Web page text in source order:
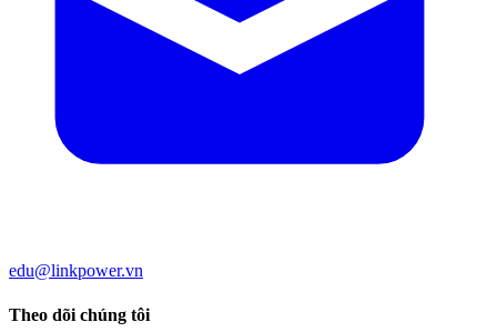
edu@linkpower.vn
Theo dõi chúng tôi